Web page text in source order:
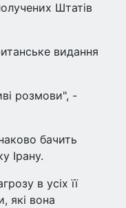
Штатів
видання
розмови", -
бачить
Ірану.
в усіх її
які вона